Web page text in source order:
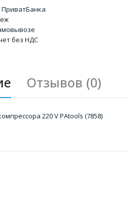
без НДС
Отзывов (0)
220 V PAtools (7858)